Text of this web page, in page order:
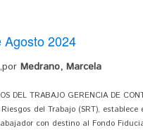
Agosto 2024
,por Medrano, Marcela
DEL TRABAJO GERENCIA DE
del Trabajo (SRT),
con destino al Fondo